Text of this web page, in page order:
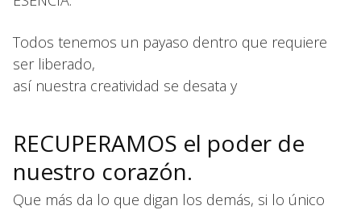
Todos tenemos un payaso dentro que requiere
ser liberado,
así nuestra creatividad se desata y
RECUPERAMOS el poder de
nuestro corazón.
Que más da lo que digan los demás, si lo único